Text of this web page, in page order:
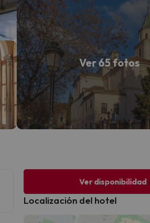
Ver 65 fotos
Ver disponibilidad
Localización del hotel